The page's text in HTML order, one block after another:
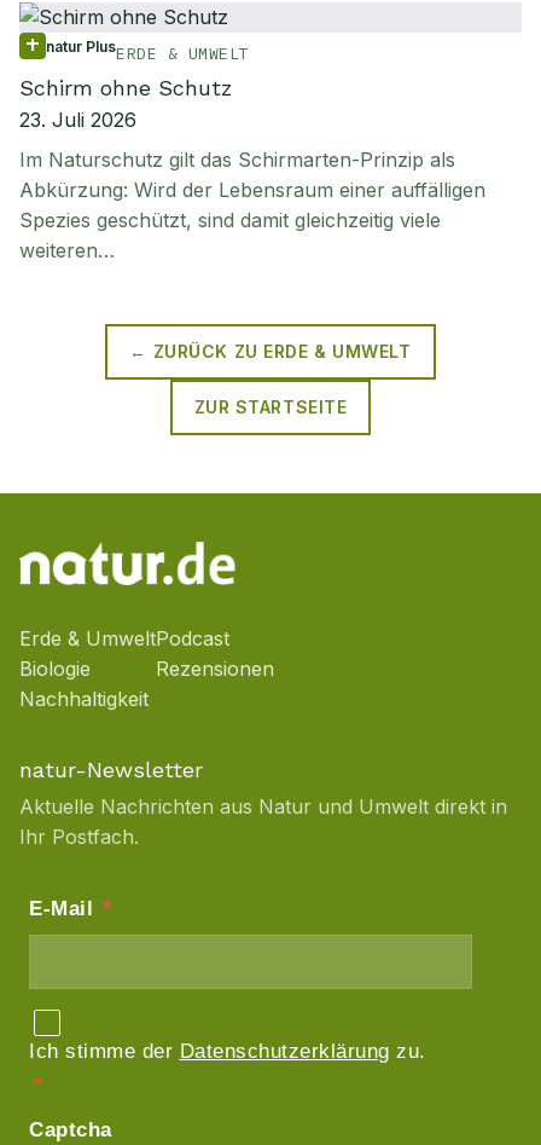
natur PlusERDE & UMWELT
Schirm ohne Schutz
23. Juli 2026
Im Naturschutz gilt das Schirmarten-Prinzip als
Abkürzung: Wird der Lebensraum einer auffälligen
Spezies geschützt, sind damit gleichzeitig viele
weiteren…
← ZURÜCK ZU ERDE & UMWELT
ZUR STARTSEITE
Erde & Umwelt
Biologie
Nachhaltigkeit
Podcast
Rezensionen
natur-Newsletter
Aktuelle Nachrichten aus Natur und Umwelt direkt in
Ihr Postfach.